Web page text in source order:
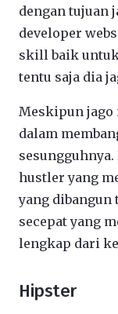
dengan tujuan
developer
skill baik
tentu saja dia
Meskipun
dalam
hustler yang
yang dibangun
secepat yang
lengkap dari
Hipster